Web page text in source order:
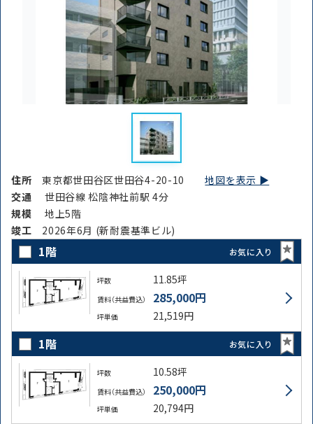
住所東京都世田谷区世田谷4-20-10地図を表示 ▶︎
交通
世田谷線 松陰神社前駅 4分
規模
地上5階
竣⼯ 2026年6月 (新耐震基準ビル)
1階 お気に入り
坪数 11.85坪
賃料（共益費込） 285,000円
坪単価 21,519円
1階 お気に入り
坪数 10.58坪
賃料（共益費込） 250,000円
坪単価 20,794円